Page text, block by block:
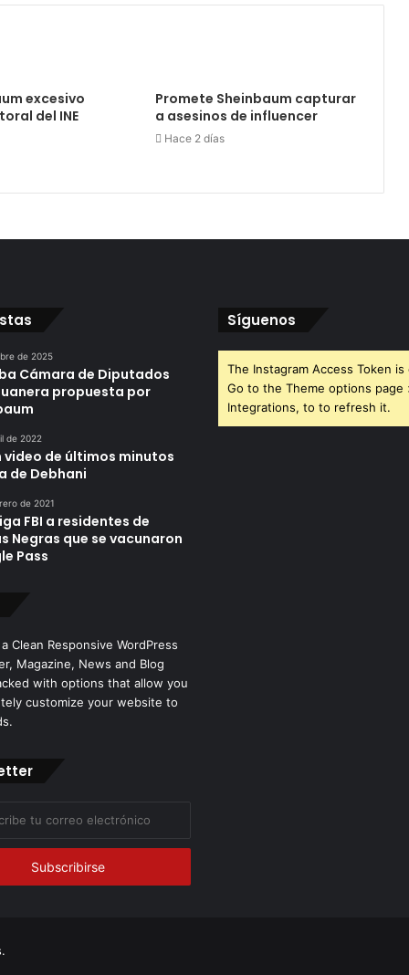
excesivo
del INE
Promete Sheinbaum capturar
a asesinos de influencer
Hace 2 días
de 2025
Cámara de Diputados
propuesta por
de 2022
video de últimos minutos
de Debhani
de 2021
FBI a residentes de
Negras que se vacunaron
Pass
Clean Responsive WordPress
Magazine, News and Blog
with options that allow you
customize your website to
Síguenos
The Instagram Access Token
Go to the Theme options page
Integrations, to to refresh it.